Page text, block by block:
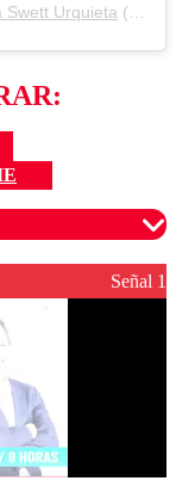
Swett Urquieta (@maneswett) el
un
Señal 1